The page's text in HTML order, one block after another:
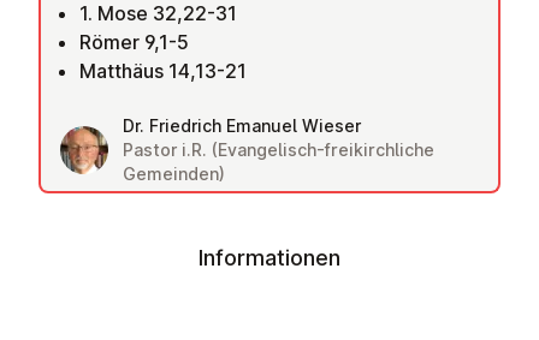
1. Mose 32,22-31
Römer 9,1-5
Matthäus 14,13-21
Dr. Friedrich Emanuel Wieser
Pastor i.R. (Evangelisch-freikirchliche
Gemeinden)
Informationen